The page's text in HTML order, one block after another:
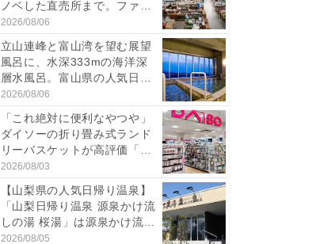
ノベした直売所まで。ファ
ー...
2026/08/06
立山連峰と富山湾を望む展望
風呂に、水深333mの海洋深
層水風呂。富山県の人気日
帰...
2026/08/06
「これ絶対に便利なやつや」
ダイソーの折り畳み式ランド
リーバスケットが高評価「使
わ...
2026/08/03
【山梨県の人気日帰り温泉】
「山梨日帰り温泉 源泉かけ流
しの湯 桜湯」は源泉かけ流...
2026/08/05